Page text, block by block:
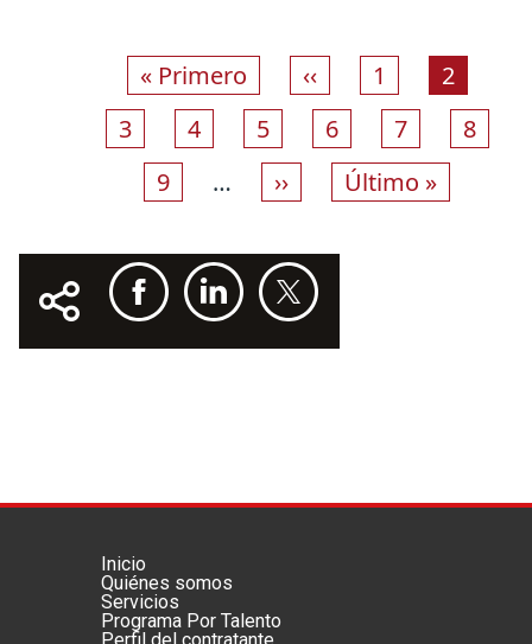
PaginaciónPrimera página
« Primero Página anterior
‹‹ Page
1 Página
2
Page
3 Page
4 Page
5 Page
6 Page
7 Page
8
Page
9 … Siguiente página
›› Última página
Último »
Menú footer principal
Inicio
Quiénes somos
Servicios
Programa Por Talento